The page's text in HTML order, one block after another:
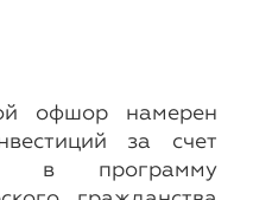
офшор намерен
за счет
в программу